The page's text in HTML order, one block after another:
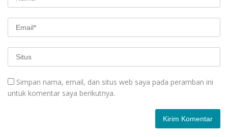
Simpan nama, email, dan situs web saya pada peramban ini
untuk komentar saya berikutnya.